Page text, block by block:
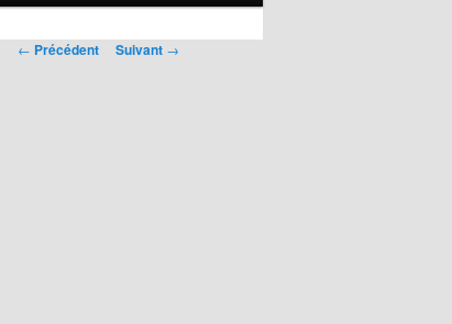
Navigation
← Précédent Suivant →